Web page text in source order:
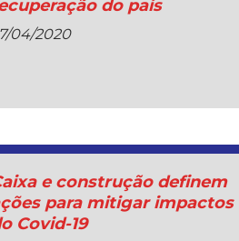
do país
04/2020
e construção definem
para mitigar impactos
Covid-19